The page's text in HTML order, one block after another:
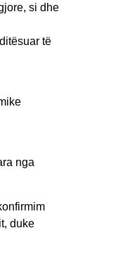
si dhe
të
nga
duke